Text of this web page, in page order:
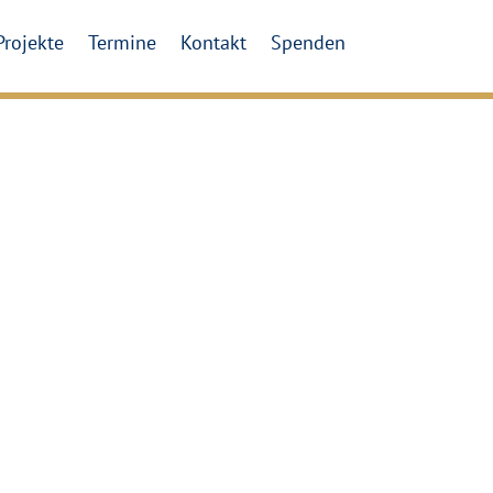
Termine Kontakt Spenden